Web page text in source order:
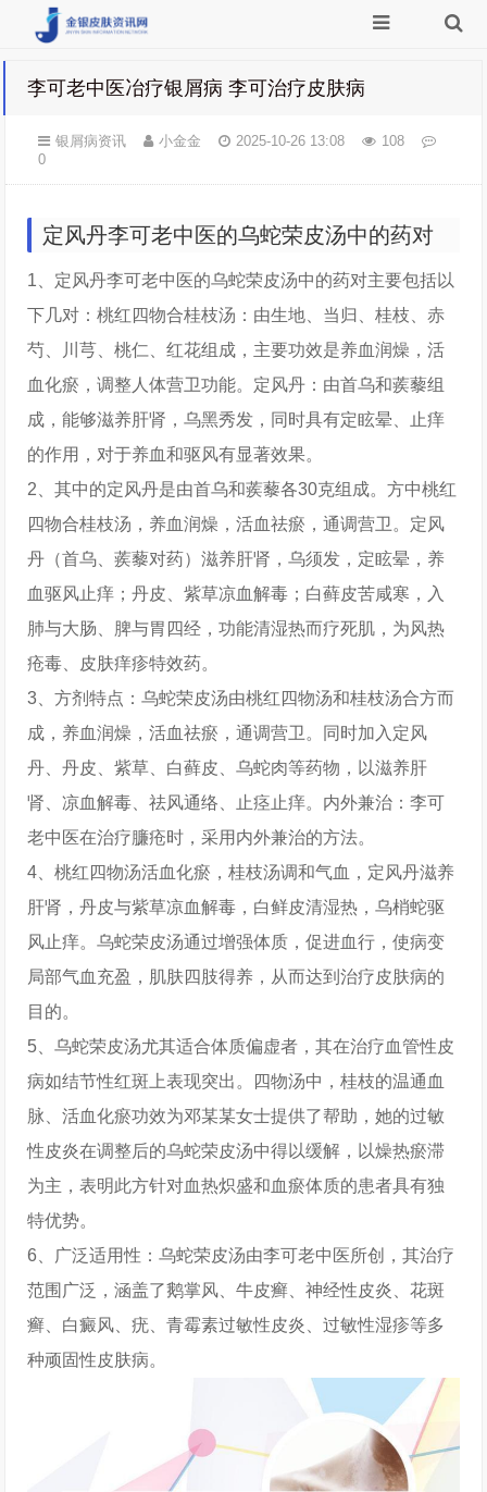
李可老中医冶疗银屑病 李可治疗皮肤病
银屑病资讯 小金金 2025-10-26 13:08
108
0
定风丹李可老中医的乌蛇荣皮汤中的药对
1、定风丹李可老中医的乌蛇荣皮汤中的药对主要包括以
下几对：桃红四物合桂枝汤：由生地、当归、桂枝、赤
芍、川芎、桃仁、红花组成，主要功效是养血润燥，活
血化瘀，调整人体营卫功能。定风丹：由首乌和蒺藜组
成，能够滋养肝肾，乌黑秀发，同时具有定眩晕、止痒
的作用，对于养血和驱风有显著效果。
2、其中的定风丹是由首乌和蒺藜各30克组成。方中桃红
四物合桂枝汤，养血润燥，活血祛瘀，通调营卫。定风
丹（首乌、蒺藜对药）滋养肝肾，乌须发，定眩晕，养
血驱风止痒；丹皮、紫草凉血解毒；白藓皮苦咸寒，入
肺与大肠、脾与胃四经，功能清湿热而疗死肌，为风热
疮毒、皮肤痒疹特效药。
3、方剂特点：乌蛇荣皮汤由桃红四物汤和桂枝汤合方而
成，养血润燥，活血祛瘀，通调营卫。同时加入定风
丹、丹皮、紫草、白藓皮、乌蛇肉等药物，以滋养肝
肾、凉血解毒、祛风通络、止痉止痒。内外兼治：李可
老中医在治疗臁疮时，采用内外兼治的方法。
4、桃红四物汤活血化瘀，桂枝汤调和气血，定风丹滋养
肝肾，丹皮与紫草凉血解毒，白鲜皮清湿热，乌梢蛇驱
风止痒。乌蛇荣皮汤通过增强体质，促进血行，使病变
局部气血充盈，肌肤四肢得养，从而达到治疗皮肤病的
目的。
5、乌蛇荣皮汤尤其适合体质偏虚者，其在治疗血管性皮
病如结节性红斑上表现突出。四物汤中，桂枝的温通血
脉、活血化瘀功效为邓某某女士提供了帮助，她的过敏
性皮炎在调整后的乌蛇荣皮汤中得以缓解，以燥热瘀滞
为主，表明此方针对血热炽盛和血瘀体质的患者具有独
特优势。
6、广泛适用性：乌蛇荣皮汤由李可老中医所创，其治疗
范围广泛，涵盖了鹅掌风、牛皮癣、神经性皮炎、花斑
癣、白癜风、疣、青霉素过敏性皮炎、过敏性湿疹等多
种顽固性皮肤病。